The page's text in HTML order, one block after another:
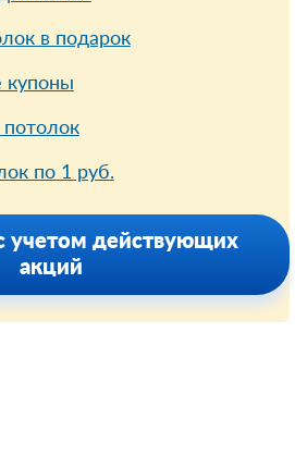
в подарок
купоны
по 1 руб.
учетом действующих
акций